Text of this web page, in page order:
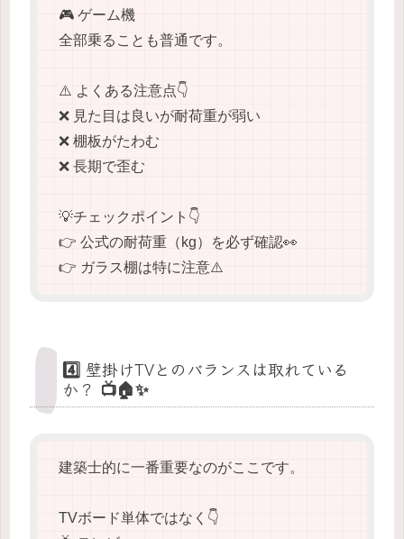
🎮 ゲーム機
全部乗ることも普通です。
⚠️ よくある注意点👇
❌ 見た目は良いが耐荷重が弱い
❌ 棚板がたわむ
❌ 長期で歪む
💡チェックポイント👇
👉 公式の耐荷重（kg）を必ず確認👀
👉 ガラス棚は特に注意⚠️
4️⃣ 壁掛けTVとのバランスは取れている
か？ 📺🏠✨
建築士的に一番重要なのがここです。
TVボード単体ではなく👇